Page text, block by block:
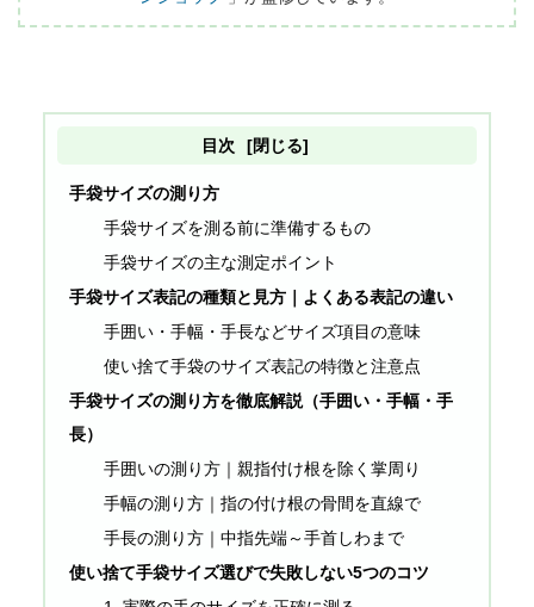
目次 [閉じる]
手袋サイズの測り方
手袋サイズを測る前に準備するもの
手袋サイズの主な測定ポイント
手袋サイズ表記の種類と見方｜よくある表記の違い
手囲い・手幅・手長などサイズ項目の意味
使い捨て手袋のサイズ表記の特徴と注意点
手袋サイズの測り方を徹底解説（手囲い・手幅・手
長）
手囲いの測り方｜親指付け根を除く掌周り
手幅の測り方｜指の付け根の骨間を直線で
手長の測り方｜中指先端～手首しわまで
使い捨て手袋サイズ選びで失敗しない5つのコツ